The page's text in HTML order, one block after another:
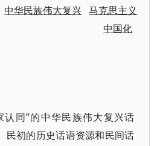
中华民族伟大复兴 马克思主义
中国化
认同”的中华民族伟大复兴话
民初的历史话语资源和民间话